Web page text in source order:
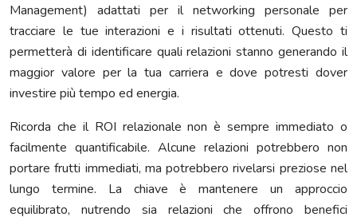
Management) adattati per il networking personale per
tracciare le tue interazioni e i risultati ottenuti. Questo ti
permetterà di identificare quali relazioni stanno generando il
maggior valore per la tua carriera e dove potresti dover
investire più tempo ed energia.
Ricorda che il ROI relazionale non è sempre immediato o
facilmente quantificabile. Alcune relazioni potrebbero non
portare frutti immediati, ma potrebbero rivelarsi preziose nel
lungo termine. La chiave è mantenere un approccio
equilibrato, nutrendo sia relazioni che offrono benefici